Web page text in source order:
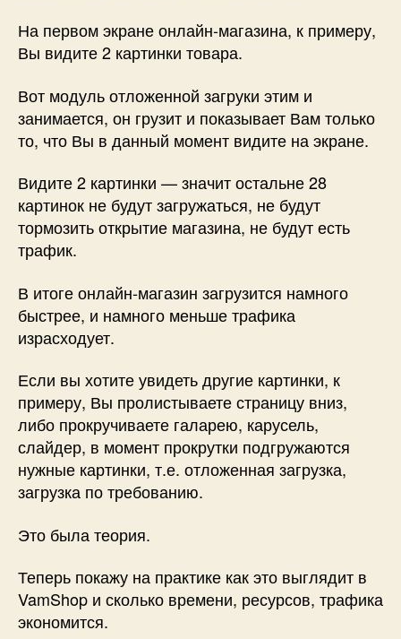
На первом экране онлайн-магазина, к примеру,
Вы видите 2 картинки товара.
Вот модуль отложенной загруки этим и
занимается, он грузит и показывает Вам только
то, что Вы в данный момент видите на экране.
Видите 2 картинки — значит остальне 28
картинок не будут загружаться, не будут
тормозить открытие магазина, не будут есть
трафик.
В итоге онлайн-магазин загрузится намного
быстрее, и намного меньше трафика
израсходует.
Если вы хотите увидеть другие картинки, к
примеру, Вы пролистываете страницу вниз,
либо прокручиваете галарею, карусель,
слайдер, в момент прокрутки подгружаются
нужные картинки, т.е. отложенная загрузка,
загрузка по требованию.
Это была теория.
Теперь покажу на практике как это выглядит в
VamShop и сколько времени, ресурсов, трафика
экономится.